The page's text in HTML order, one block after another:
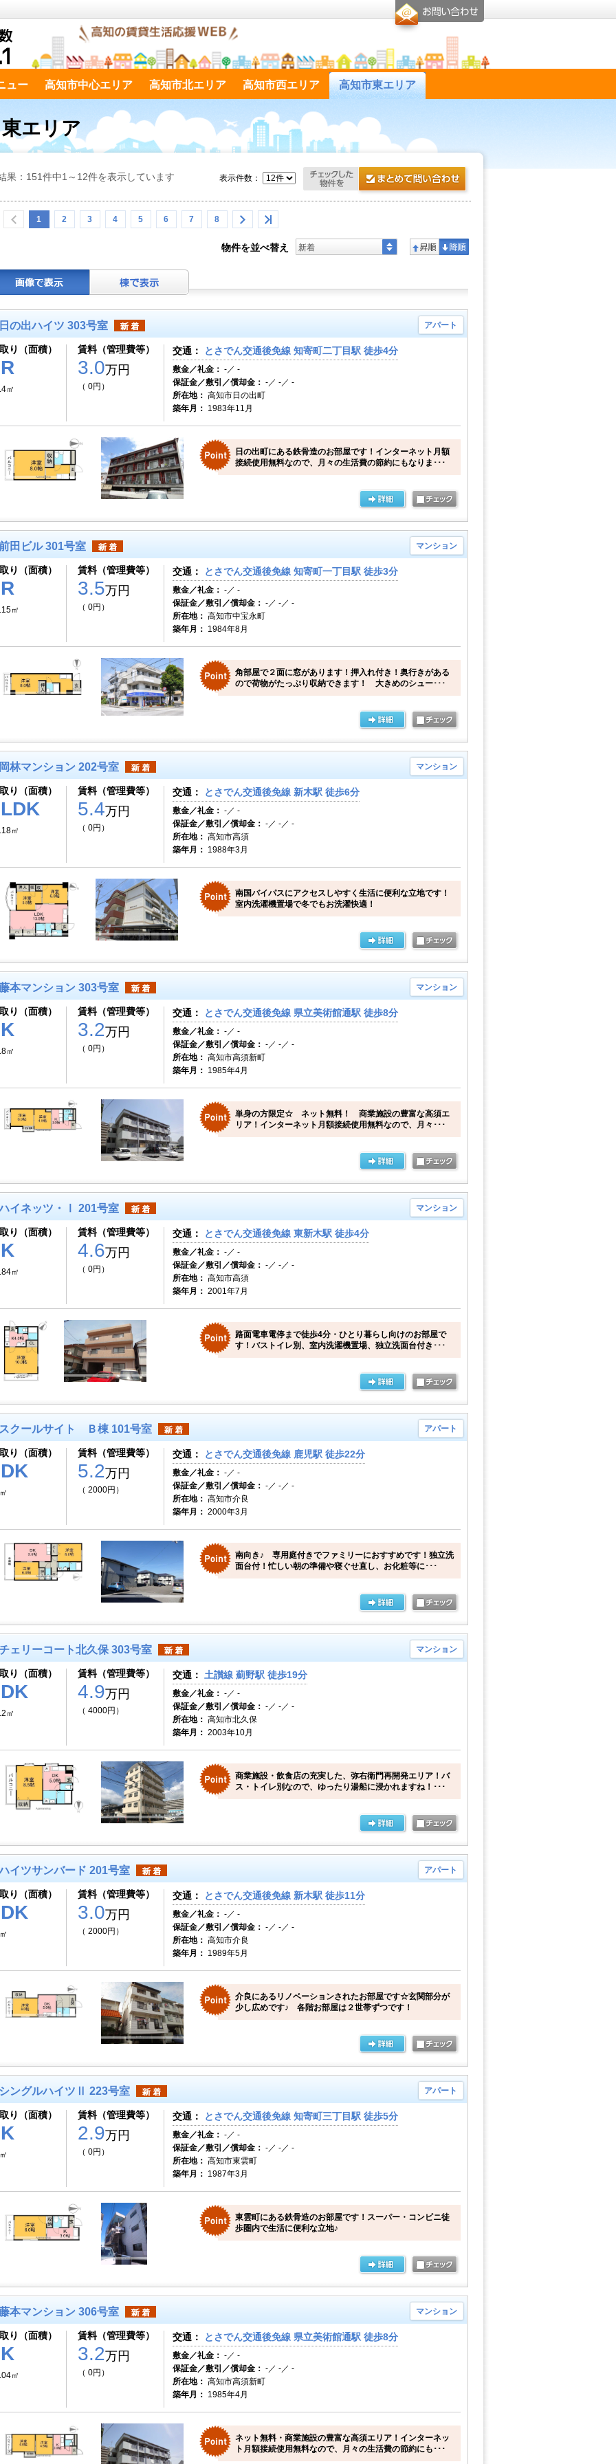
ュー 高知市中心エリア 高知市北エリア 高知市西エリア 高知市東エリア
エリア
果：151件中1～12件を表示しています
1 2 3 4 5 6 7 8
表示件数：
物件を並べ替え 新着
の出ハイツ 303号室 アパート
り（面積）
㎡
賃料（管理費等）
3.0万円
（ 0円）
交通： とさでん交通後免線 知寄町二丁目駅 徒歩4分
敷金／礼金： -／ -
保証金／敷引／償却金： -／ -／ -
所在地： 高知市日の出町
築年月： 1983年11月
日の出町にある鉄骨造のお部屋です！インターネット月額
接続使用無料なので、月々の生活費の節約にもなりま･･･
田ビル 301号室 マンション
り（面積）
㎡
賃料（管理費等）
3.5万円
（ 0円）
交通： とさでん交通後免線 知寄町一丁目駅 徒歩3分
敷金／礼金： -／ -
保証金／敷引／償却金： -／ -／ -
所在地： 高知市中宝永町
築年月： 1984年8月
角部屋で２面に窓があります！押入れ付き！奥行きがある
ので荷物がたっぷり収納できます！ 大きめのシュー･･･
林マンション 202号室 マンション
り（面積）
㎡
賃料（管理費等）
5.4万円
（ 0円）
交通： とさでん交通後免線 新木駅 徒歩6分
敷金／礼金： -／ -
保証金／敷引／償却金： -／ -／ -
所在地： 高知市高須
築年月： 1988年3月
南国バイパスにアクセスしやすく生活に便利な立地です！
室内洗濯機置場で冬でもお洗濯快適！
本マンション 303号室 マンション
り（面積）
㎡
賃料（管理費等）
3.2万円
（ 0円）
交通： とさでん交通後免線 県立美術館通駅 徒歩8分
敷金／礼金： -／ -
保証金／敷引／償却金： -／ -／ -
所在地： 高知市高須新町
築年月： 1985年4月
単身の方限定☆ ネット無料！ 商業施設の豊富な高須エ
リア！インターネット月額接続使用無料なので、月々･･･
イネッツ・Ⅰ 201号室 マンション
り（面積）
㎡
賃料（管理費等）
4.6万円
（ 0円）
交通： とさでん交通後免線 東新木駅 徒歩4分
敷金／礼金： -／ -
保証金／敷引／償却金： -／ -／ -
所在地： 高知市高須
築年月： 2001年7月
路面電車電停まで徒歩4分・ひとり暮らし向けのお部屋で
す！バストイレ別、室内洗濯機置場、独立洗面台付き･･･
クールサイト Ｂ棟 101号室 アパート
り（面積） 賃料（管理費等）
5.2万円
（ 2000円）
交通： とさでん交通後免線 鹿児駅 徒歩22分
敷金／礼金： -／ -
保証金／敷引／償却金： -／ -／ -
所在地： 高知市介良
築年月： 2000年3月
南向き♪ 専用庭付きでファミリーにおすすめです！独立洗
面台付！忙しい朝の準備や寝ぐせ直し、お化粧等に･･･
ェリーコート北久保 303号室 マンション
り（面積）
㎡
賃料（管理費等）
4.9万円
（ 4000円）
交通： 土讃線 薊野駅 徒歩19分
敷金／礼金： -／ -
保証金／敷引／償却金： -／ -／ -
所在地： 高知市北久保
築年月： 2003年10月
商業施設・飲食店の充実した、弥右衛門再開発エリア！バ
ス・トイレ別なので、ゆったり湯船に浸かれますね！･･･
イツサンバード 201号室 アパート
り（面積） 賃料（管理費等）
3.0万円
（ 2000円）
交通： とさでん交通後免線 新木駅 徒歩11分
敷金／礼金： -／ -
保証金／敷引／償却金： -／ -／ -
所在地： 高知市介良
築年月： 1989年5月
介良にあるリノベーションされたお部屋です☆玄関部分が
少し広めです♪ 各階お部屋は２世帯ずつです！
ングルハイツⅡ 223号室 アパート
り（面積） 賃料（管理費等）
2.9万円
（ 0円）
交通： とさでん交通後免線 知寄町三丁目駅 徒歩5分
敷金／礼金： -／ -
保証金／敷引／償却金： -／ -／ -
所在地： 高知市東雲町
築年月： 1987年3月
東雲町にある鉄骨造のお部屋です！スーパー・コンビニ徒
歩圏内で生活に便利な立地♪
本マンション 306号室 マンション
り（面積）
㎡
賃料（管理費等）
3.2万円
（ 0円）
交通： とさでん交通後免線 県立美術館通駅 徒歩8分
敷金／礼金： -／ -
保証金／敷引／償却金： -／ -／ -
所在地： 高知市高須新町
築年月： 1985年4月
ネット無料・商業施設の豊富な高須エリア！インターネッ
ト月額接続使用無料なので、月々の生活費の節約にも･･･